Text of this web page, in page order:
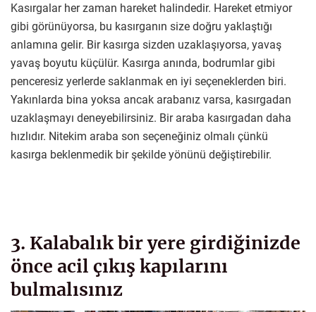
Kasırgalar her zaman hareket halindedir. Hareket etmiyor
gibi görünüyorsa, bu kasırganın size doğru yaklaştığı
anlamına gelir. Bir kasırga sizden uzaklaşıyorsa, yavaş
yavaş boyutu küçülür. Kasırga anında, bodrumlar gibi
penceresiz yerlerde saklanmak en iyi seçeneklerden biri.
Yakınlarda bina yoksa ancak arabanız varsa, kasırgadan
uzaklaşmayı deneyebilirsiniz. Bir araba kasırgadan daha
hızlıdır. Nitekim araba son seçeneğiniz olmalı çünkü
kasırga beklenmedik bir şekilde yönünü değiştirebilir.
3. Kalabalık bir yere girdiğinizde
önce acil çıkış kapılarını
bulmalısınız